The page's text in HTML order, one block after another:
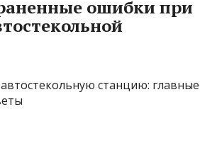
ошибки при